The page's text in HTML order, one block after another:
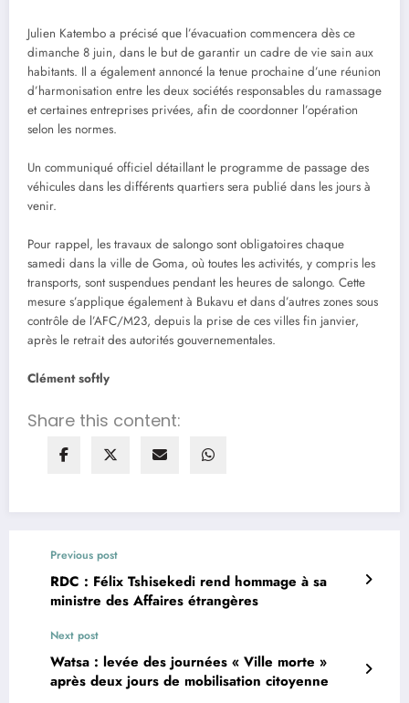
Julien Katembo a précisé que l’évacuation commencera dès ce
dimanche 8 juin, dans le but de garantir un cadre de vie sain aux
habitants. Il a également annoncé la tenue prochaine d’une réunion
d’harmonisation entre les deux sociétés responsables du ramassage
et certaines entreprises privées, afin de coordonner l’opération
selon les normes.
Un communiqué officiel détaillant le programme de passage des
véhicules dans les différents quartiers sera publié dans les jours à
venir.
Pour rappel, les travaux de salongo sont obligatoires chaque
samedi dans la ville de Goma, où toutes les activités, y compris les
transports, sont suspendues pendant les heures de salongo. Cette
mesure s’applique également à Bukavu et dans d’autres zones sous
contrôle de l’AFC/M23, depuis la prise de ces villes fin janvier,
après le retrait des autorités gouvernementales.
Clément softly
Share this content:
Previous post
RDC : Félix Tshisekedi rend hommage à sa
ministre des Affaires étrangères
Next post
Watsa : levée des journées « Ville morte »
après deux jours de mobilisation citoyenne